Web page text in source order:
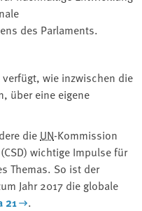
des Parlaments.
wie inzwischen die
über eine eigene
die UN-Kommission
wichtige Impulse für
Themas. So ist der
Jahr 2017 die globale
21
.